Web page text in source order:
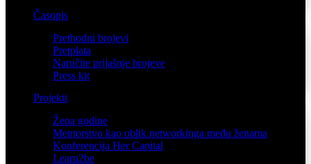
Časopis
Prethodni brojevi
Pretplata
Naručite prijašnje brojeve
Press kit
Projekti
Žena godine
Mentorstvo kao oblik networkinga među ženama
Konferencija Her Capital
Learn2be